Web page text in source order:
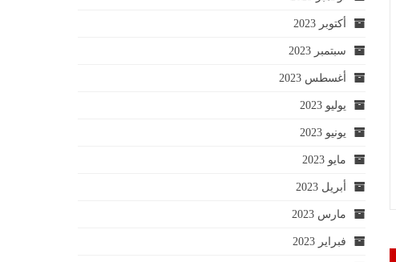
أكتوبر 2023
سبتمبر 2023
أغسطس 2023
يوليو 2023
يونيو 2023
مايو 2023
أبريل 2023
مارس 2023
فبراير 2023